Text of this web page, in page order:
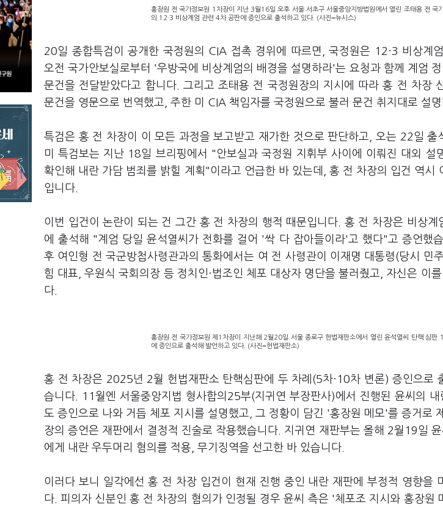
홍장원 전 국가정보원 1차장이 지난 3월16일 오후 서울 서초구 서울중앙지방법원에서 열린 조태용 전 국
의 12·3 비상계엄 관련 4차 공판에 증인으로 출석하고 있다. (사진=뉴시스)
20일 종합특검이 공개한 국정원의 CIA 접촉 경위에 따르면, 국정원은 12·3 비상계
오전 국가안보실로부터 '우방국에 비상계엄의 배경을 설명하라'는 요청과 함께 계엄
문건을 전달받았다고 합니다. 그리고 조태용 전 국정원장의 지시에 따라 홍 전 차장
문건을 영문으로 번역했고, 주한 미 CIA 책임자를 국정원으로 불러 문건 취지대로 설명
특검은 홍 전 차장이 이 모든 과정을 보고받고 재가한 것으로 판단하고, 오는 22일 출
미 특검보는 지난 18일 브리핑에서 "안보실과 국정원 지휘부 사이에 이뤄진 대외 설
확인해 내란 가담 범죄를 밝힐 계획"이라고 언급한 바 있는데, 홍 전 차장의 입건 역시
입니다.
이번 입건이 논란이 되는 건 그간 홍 전 차장의 행적 때문입니다. 홍 전 차장은 비상계
에 출석해 "계엄 당일 윤석열씨가 전화를 걸어 '싹 다 잡아들이라'고 했다"고 증언했
후 여인형 전 국군방첩사령관과의 통화에서는 여 전 사령관이 이재명 대통령(당시 민
힘 대표, 우원식 국회의장 등 정치인·법조인 체포 대상자 명단을 불러줬고, 자신은 이
다.
홍장원 전 국가정보원 제1차장이 지난해 2월20일 서울 종로구 헌법재판소에서 열린 윤석열씨 탄핵 심판
에 증인으로 출석해 발언하고 있다. (사진=헌법재판소)
홍 전 차장은 2025년 2월 헌법재판소 탄핵심판에 두 차례(5차·10차 변론) 증인으로
습니다. 11월엔 서울중앙지법 형사합의25부(지귀연 부장판사)에서 진행된 윤씨의 내
도 증인으로 나와 거듭 체포 지시를 설명했고, 그 정황이 담긴 '홍장원 메모'를 증거로
장의 증언은 재판에서 결정적 진술로 작용했습니다. 지귀연 재판부는 올해 2월19일
에게 내란 우두머리 혐의를 적용, 무기징역을 선고한 바 있습니다.
이러다 보니 일각에선 홍 전 차장 입건이 현재 진행 중인 내란 재판에 부정적 영향을
다. 피의자 신분인 홍 전 차장의 혐의가 인정될 경우 윤씨 측은 '체포조 지시와 홍장원